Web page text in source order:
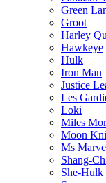
Green
Groot
Harley
Hawkeye
Hulk
Iron Man
Justice
Les
Loki
Miles
Moon
Ms
Shang-
She-Hulk